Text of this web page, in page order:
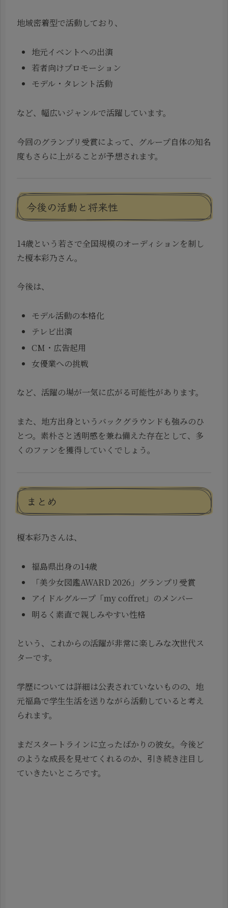
地域密着型で活動しており、
地元イベントへの出演
若者向けプロモーション
モデル・タレント活動
など、幅広いジャンルで活躍しています。
今回のグランプリ受賞によって、グループ自体の知名
度もさらに上がることが予想されます。
今後の活動と将来性
14歳という若さで全国規模のオーディションを制し
た榎本彩乃さん。
今後は、
モデル活動の本格化
テレビ出演
CM・広告起用
女優業への挑戦
など、活躍の場が一気に広がる可能性があります。
また、地方出身というバックグラウンドも強みのひ
とつ。素朴さと透明感を兼ね備えた存在として、多
くのファンを獲得していくでしょう。
まとめ
榎本彩乃さんは、
福島県出身の14歳
「美少女図鑑AWARD 2026」グランプリ受賞
アイドルグループ「my coffret」のメンバー
明るく素直で親しみやすい性格
という、これからの活躍が非常に楽しみな次世代ス
ターです。
学歴については詳細は公表されていないものの、地
元福島で学生生活を送りながら活動していると考え
られます。
まだスタートラインに立ったばかりの彼女。今後ど
のような成長を見せてくれるのか、引き続き注目し
ていきたいところです。